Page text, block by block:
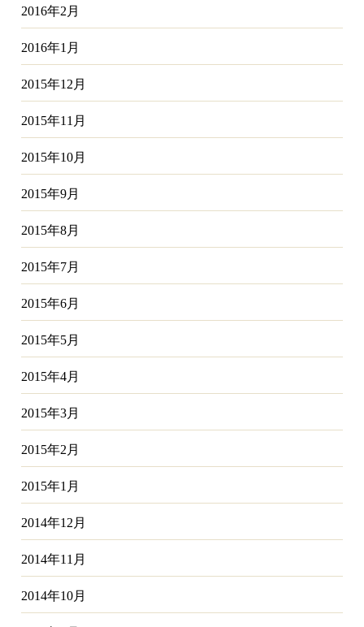
2016年2月
2016年1月
2015年12月
2015年11月
2015年10月
2015年9月
2015年8月
2015年7月
2015年6月
2015年5月
2015年4月
2015年3月
2015年2月
2015年1月
2014年12月
2014年11月
2014年10月